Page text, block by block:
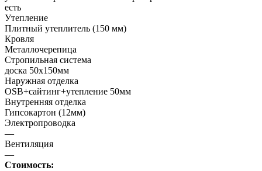
есть
Утепление
Плитный утеплитель (150 мм)
Кровля
Металлочерепица
Стропильная система
доска 50х150мм
Наружная отделка
OSB+сайтинг+утепление 50мм
Внутренняя отделка
Гипсокартон (12мм)
Электропроводка
—
Вентиляция
—
Стоимость: